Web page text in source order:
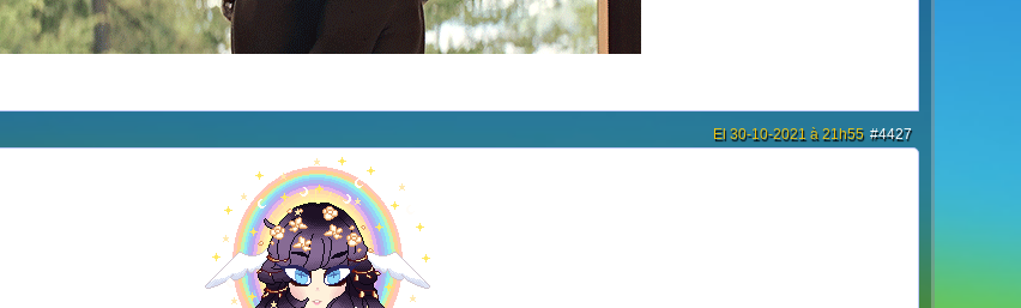
#4427
El 30-10-2021 à 21h55